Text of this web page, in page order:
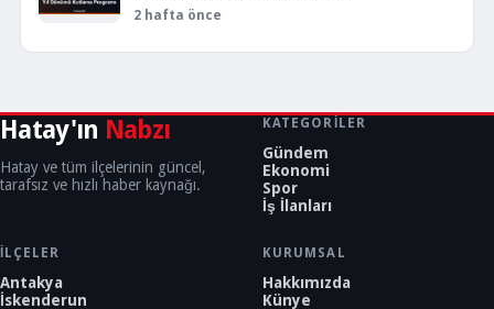
2 hafta önce
Hatay'ın Nabzı
Hatay ve tüm ilçelerinin güncel,
tarafsız ve hızlı haber kaynağı.
KATEGORILER
Gündem
Ekonomi
Spor
İş İlanları
İLÇELER
Antakya
İskenderun
KURUMSAL
Hakkımızda
Künye